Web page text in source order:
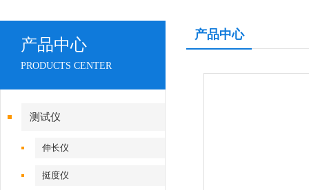
产品中心
PRODUCTS CENTER
测试仪
伸长仪
挺度仪
产品中心